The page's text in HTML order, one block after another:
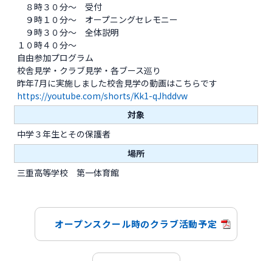
８時３０分〜 受付
９時１０分〜 オープニングセレモニー
９時３０分〜 全体説明
１０時４０分〜
自由参加プログラム
校舎見学・クラブ見学・各ブース巡り
昨年7月に実施しました校舎見学の動画はこちらです
https://youtube.com/shorts/Kk1-qJhddvw
対象
中学３年生とその保護者
場所
三重高等学校 第一体育館
オープンスクール時のクラブ活動予定